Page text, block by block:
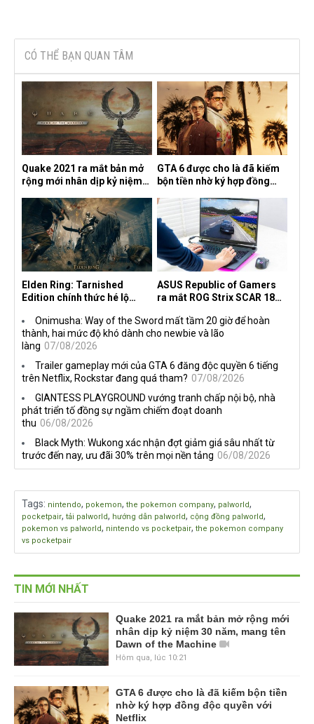
CÓ THỂ BẠN QUAN TÂM
Quake 2021 ra mắt bản mở
rộng mới nhân dịp kỷ niệm
the Machine
GTA 6 được cho là đã kiếm
bộn tiền nhờ ký hợp đồng
Elden Ring: Tarnished
Edition chính thức hé lộ
ASUS Republic of Gamers
ra mắt ROG Strix SCAR 18
Onimusha: Way of the Sword mất tầm 20 giờ để hoàn
thành, hai mức độ khó dành cho newbie và lão
làng 07/08/2026
Trailer gameplay mới của GTA 6 đăng độc quyền 6 tiếng
trên Netflix, Rockstar đang quá tham? 07/08/2026
GIANTESS PLAYGROUND vướng tranh chấp nội bộ, nhà
phát triển tố đồng sự ngầm chiếm đoạt doanh
thu 06/08/2026
Black Myth: Wukong xác nhận đợt giảm giá sâu nhất từ
trước đến nay, ưu đãi 30% trên mọi nền tảng 06/08/2026
Tags: nintendo, pokemon, the pokemon company, palworld,
pocketpair, tải palworld, hướng dẫn palworld, cộng đồng palworld,
pokemon vs palworld, nintendo vs pocketpair, the pokemon company
vs pocketpair
TIN MỚI NHẤT
Quake 2021 ra mắt bản mở rộng mới
nhân dịp kỷ niệm 30 năm, mang tên
Dawn of the Machine
Hôm qua, lúc 10:21
GTA 6 được cho là đã kiếm bộn tiền
nhờ ký hợp đồng độc quyền với
Netflix